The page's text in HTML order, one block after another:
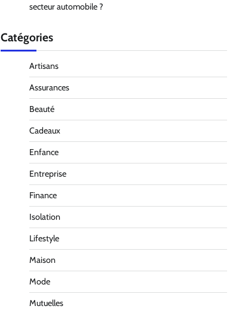
secteur automobile ?
Catégories
Artisans
Assurances
Beauté
Cadeaux
Enfance
Entreprise
Finance
Isolation
Lifestyle
Maison
Mode
Mutuelles